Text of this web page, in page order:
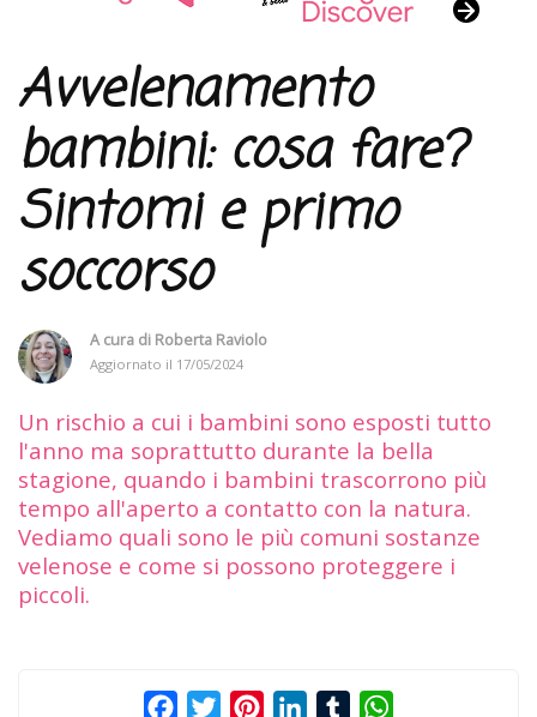
Avvelenamento
bambini: cosa fare?
Sintomi e primo
soccorso
A cura di Roberta Raviolo
Aggiornato il 17/05/2024
Un rischio a cui i bambini sono esposti tutto
l'anno ma soprattutto durante la bella
stagione, quando i bambini trascorrono più
tempo all'aperto a contatto con la natura.
Vediamo quali sono le più comuni sostanze
velenose e come si possono proteggere i
piccoli.
FacebookTwitterPinterestLinkedInTumblr